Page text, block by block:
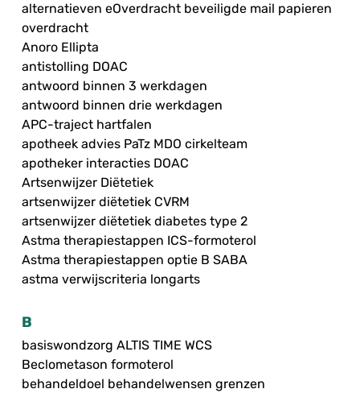
alternatieven eOverdracht beveiligde mail papieren
overdracht
Anoro Ellipta
antistolling DOAC
antwoord binnen 3 werkdagen
antwoord binnen drie werkdagen
APC-traject hartfalen
apotheek advies PaTz MDO cirkelteam
apotheker interacties DOAC
Artsenwijzer Diëtetiek
artsenwijzer diëtetiek CVRM
artsenwijzer diëtetiek diabetes type 2
Astma therapiestappen ICS-formoterol
Astma therapiestappen optie B SABA
astma verwijscriteria longarts
B
basiswondzorg ALTIS TIME WCS
Beclometason formoterol
behandeldoel behandelwensen grenzen